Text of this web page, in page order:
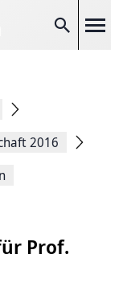
Suche
2016
Prof.